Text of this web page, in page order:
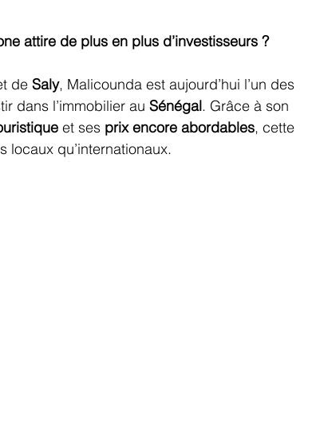
attire de plus en plus d’investisseurs ?
de Saly, Malicounda est aujourd’hui l’un des
dans l’immobilier au Sénégal. Grâce à son
et ses prix encore abordables, cette
locaux qu’internationaux.